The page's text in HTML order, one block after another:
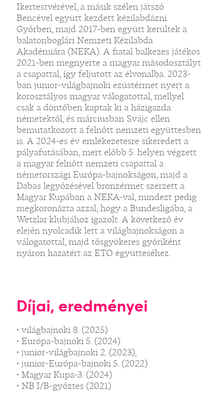
Ikertestvérével, a másik szélen játszó
Bencével együtt kezdett kézilabdázni
Győrben, majd 2017-ben együtt kerültek a
balatonboglári Nemzeti Kézilabda
Akadémiára (NEKA). A fiatal balkezes játékos
2021-ben megnyerte a magyar másodosztályt
a csapattal, így feljutott az élvonalba. 2023-
ban junior-világbajnoki ezüstérmet nyert a
korosztályos magyar válogatottal, mellyel
csak a döntőben kaptak ki a házigazda
németektől, és márciusban Svájc ellen
bemutatkozott a felnőtt nemzeti együttesben
is. A 2024-es év emlékezetesre sikeredett a
pályafutásában, mert előbb 5. helyen végzett
a magyar felnőtt nemzeti csapattal a
németországi Európa-bajnokságon, majd a
Dabas legyőzésével bronzérmet szerzett a
Magyar Kupában a NEKA-val, mindezt pedig
megkoronázta azzal, hogy a Bundesligába, a
Wetzlar klubjához igazolt. A következő év
elején nyolcadik lett a világbajnokságon a
válogatottal, majd tősgyökeres győriként
nyáron hazatért az ETO együtteséhez.
Díjai, eredményei
• világbajnoki 8. (2025)
• Európa-bajnoki 5. (2024)
• junior-világbajnoki 2. (2023),
• junior-Európa-bajnoki 5. (2022)
• Magyar Kupa-3. (2024)
• NB I/B-győztes (2021)